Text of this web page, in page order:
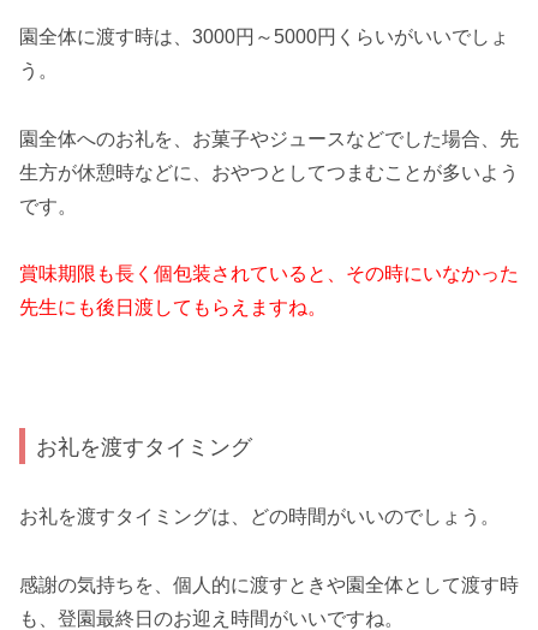
園全体に渡す時は、3000円～5000円くらいがいいでしょ
う。
園全体へのお礼を、お菓子やジュースなどでした場合、先
生方が休憩時などに、おやつとしてつまむことが多いよう
です。
賞味期限も長く個包装されていると、その時にいなかった
先生にも後日渡してもらえますね。
お礼を渡すタイミング
お礼を渡すタイミングは、どの時間がいいのでしょう。
感謝の気持ちを、個人的に渡すときや園全体として渡す時
も、登園最終日のお迎え時間がいいですね。